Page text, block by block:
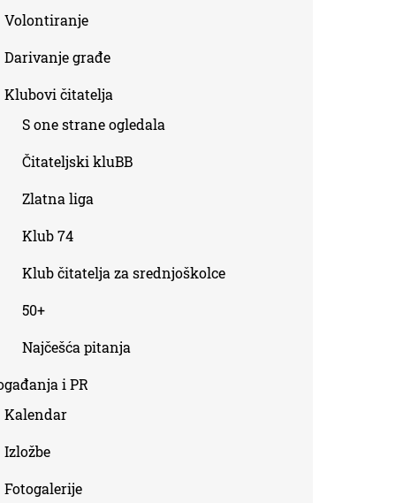
Volontiranje
Darivanje građe
Klubovi čitatelja
S one strane ogledala
Čitateljski kluBB
Zlatna liga
Klub 74
Klub čitatelja za srednjoškolce
50+
Najčešća pitanja
i PR
Kalendar
Izložbe
Fotogalerije